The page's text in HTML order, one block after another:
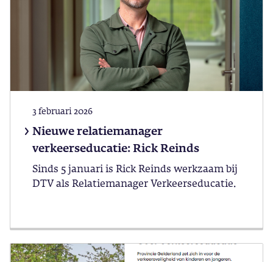
Nieuwe relatiemanager
verkeerseducatie: Rick Reinds
3 februari 2026
Sinds 5 januari is Rick Reinds werkzaam bij
DTV als Relatiemanager Verkeerseducatie.